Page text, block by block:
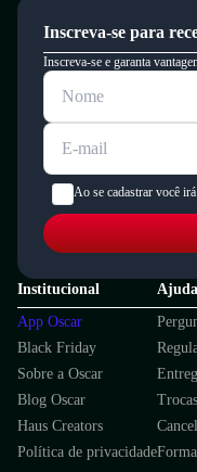
Inscreva-se para
Inscreva-se e garanta
Ao se cadastrar você
Institucional
App Oscar
Black Friday
Sobre a Oscar
Blog Oscar
Haus Creators
Política de privacidade
Ajuda